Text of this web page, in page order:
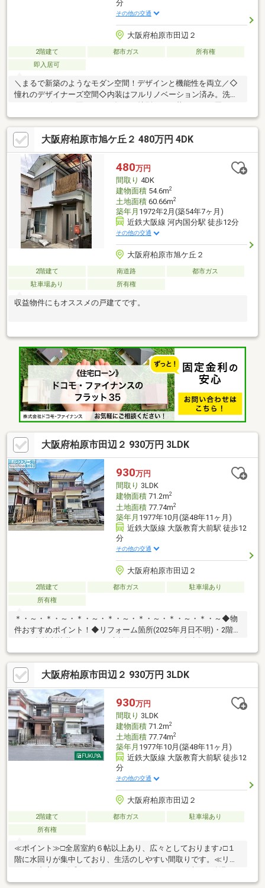
分
その他の交通
大阪府柏原市田辺２
2階建て 都市ガス
所有権
即入居可
＼まるで新築のようなモダン空間！デザインと機能性を両立／◇
憧れのデザイナーズ空間◇内装はフルリノベーション済み。洗練
ます！◇快適なリビングを演出◇天井にはシーリングファン、エ
アコンも初期装備！1年を通して快適な室温と心地よい風を感じら
れます。◇ペットとの幸せな暮らし◇猫ちゃんに嬉しい「キャッ
トウォーク」付き！大切な家族の一員と一緒に、とびきり楽しい
毎日を過ごせます。◇月々の負担を最小限に◇月々2万円台から
の支払いで、住まいが手に入る(例：金利0.9%・35年ローンの場
合)無理のない資金計画で夢を叶えられます！
大阪府柏原市旭ケ丘２ 480万円 4DK
480万円
間取り 4DK
建物面積54.6m2
土地面積60.66m2
築年月 1972年2月(築54年7ヶ月)
近鉄大阪線 河内国分駅 徒歩12分
その他の交通
大阪府柏原市旭ケ丘２
2階建て 南道路
都市ガス
駐車場あり
所有権
収益物件にもオススメの戸建てです。
大阪府柏原市田辺２ 930万円 3LDK
930万円
間取り 3LDK
建物面積71.2m2
土地面積77.74m2
築年月 1977年10月(築48年11ヶ月)
近鉄大阪線 大阪教育大前駅 徒歩12
分
その他の交通
大阪府柏原市田辺２
2階建て 都市ガス
駐車場あり
所有権
＊・～・＊・～・＊・～・＊・～・＊・～・＊・～・＊・～◆物
件おすすめポイント！◆リフォーム箇所(2025年月日不明)・2階ベ
スコンロ/パントリー可動棚/コンセント設置)・温水洗浄便座付ト
イレ交換・洗面化粧台交換・エコジョーズ設置・浴室改修工事(壁
パネル・バスフロア施工)・クロス張替 他是非一度お問い合わせ
ください！ハウスフリーダムは【東証スタンダード上場企業】で
す。不動産購入や住宅ローンについては、ハウスフリーダムにお
任せ下さい。（ご来店の際は、店舗前に大型駐車場を完備してお
ります！）
大阪府柏原市田辺２ 930万円 3LDK
930万円
間取り 3LDK
建物面積71.2m2
土地面積77.74m2
築年月 1977年10月(築48年11ヶ月)
近鉄大阪線 大阪教育大前駅 徒歩12
分
その他の交通
大阪府柏原市田辺２
2階建て 都市ガス
駐車場あり
所有権
≪ポイント≫□全居室約６帖以上あり、広々としております♪□１
階に水回りが集中しており、生活のしやすい間取りです。≪リフ
器・浴室交換/LDK内窓設置）◆当物件のお問い合わせは、